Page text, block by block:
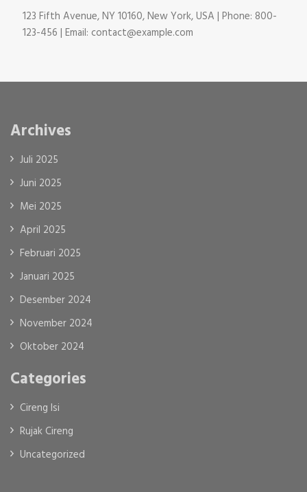
123 Fifth Avenue, NY 10160, New York, USA | Phone: 800-
123-456 | Email: contact@example.com
Archives
Juli 2025
Juni 2025
Mei 2025
April 2025
Februari 2025
Januari 2025
Desember 2024
November 2024
Oktober 2024
Categories
Cireng Isi
Rujak Cireng
Uncategorized